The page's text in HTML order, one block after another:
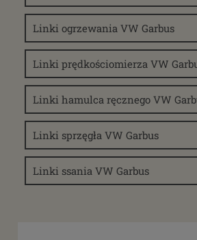
Cena
Promocja
tak (1)
Linki ogrzewania VW Garbus
Linki prędkościomierza VW
Linki hamulca ręcznego VW
Linki sprzęgła VW Garbus
Linki ssania VW Garbus